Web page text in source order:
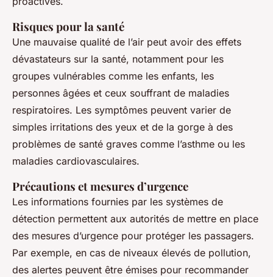
Risques pour la santé
Une mauvaise qualité de l’air peut avoir des effets
dévastateurs sur la santé, notamment pour les
groupes vulnérables comme les enfants, les
personnes âgées et ceux souffrant de maladies
respiratoires. Les symptômes peuvent varier de
simples irritations des yeux et de la gorge à des
problèmes de santé graves comme l’asthme ou les
maladies cardiovasculaires.
Précautions et mesures d’urgence
Les informations fournies par les systèmes de
détection permettent aux autorités de mettre en place
des mesures d’urgence pour protéger les passagers.
Par exemple, en cas de niveaux élevés de pollution,
des alertes peuvent être émises pour recommander